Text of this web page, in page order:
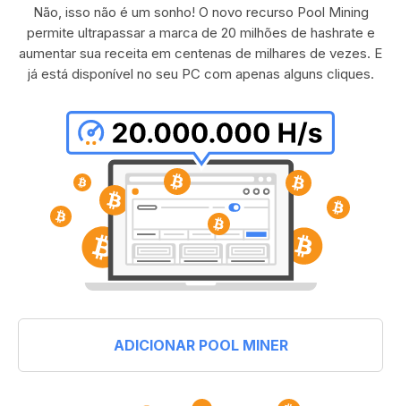
Não, isso não é um sonho! O novo recurso Pool Mining
permite ultrapassar a marca de 20 milhões de hashrate e
aumentar sua receita em centenas de milhares de vezes. E
já está disponível no seu PC com apenas alguns cliques.
ADICIONAR POOL MINER